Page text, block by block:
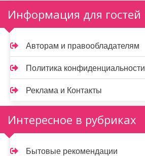
Информация для гостей
Авторам и правообладателям
Политика конфиденциальности
Реклама и Контакты
Интересное в рубриках
Бытовые рекомендации